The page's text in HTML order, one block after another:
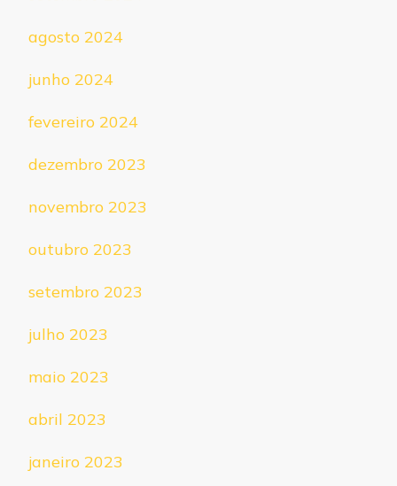
agosto 2024
junho 2024
fevereiro 2024
dezembro 2023
novembro 2023
outubro 2023
setembro 2023
julho 2023
maio 2023
abril 2023
janeiro 2023